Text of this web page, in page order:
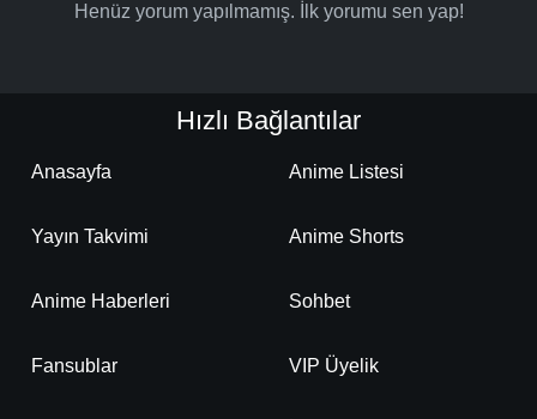
Henüz yorum yapılmamış. İlk yorumu sen yap!
Hızlı Bağlantılar
Anasayfa Anime Listesi
Yayın Takvimi Anime Shorts
Anime Haberleri Sohbet
Fansublar VIP Üyelik